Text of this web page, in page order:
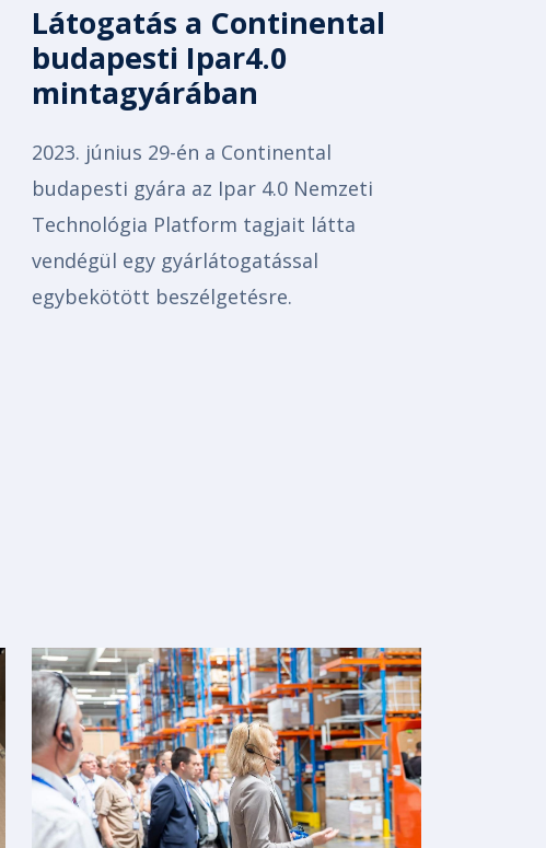
Látogatás a Continental
budapesti Ipar4.0
mintagyárában
2023. június 29-én a Continental
budapesti gyára az Ipar 4.0 Nemzeti
Technológia Platform tagjait látta
vendégül egy gyárlátogatással
egybekötött beszélgetésre.